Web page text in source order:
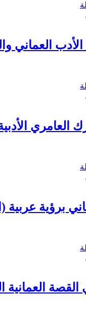
الأدب العماني
العامري
برؤية عربية
القصة العمانية